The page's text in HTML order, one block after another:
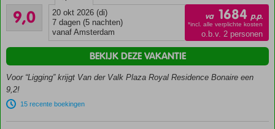
Resort
met
eigen
Loop zo
strand de
9,0
Uitstekend
656
beoordelingen
20 okt 2026 (di)
7 dagen (5 nachten)
vanaf Amsterdam
va 1684 p.p.
*incl. alle verplichte kosten
o.b.v. 2 personen
Voor “Ligging” krijgt Van der Valk Plaza Royal Residence Bonaire een
9,2!
15 recente boekingen
BEKIJK DEZE VAKANTIE